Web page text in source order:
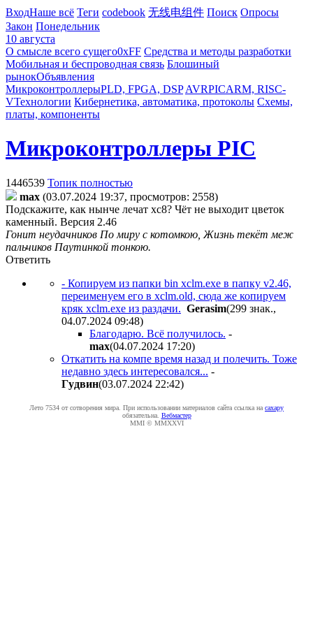
ВходНаше всё Теги codebook 无线电组件 Поиск Опросы
Закон Понедельник
10 августа
О смысле всего сущего0xFF Средства и методы разработки
Мобильная и беспроводная связь Блошиный
рынокОбъявления
МикроконтроллерыPLD, FPGA, DSP AVRPICARM, RISC-
VТехнологии Кибернетика, автоматика, протоколы Схемы,
платы, компоненты
Микроконтроллеры PIC
1446539 Топик полностью
max (03.07.2024 19:37, просмотров: 2558)
Подскажите, как нынче лечат хс8? Чёт не выходит цветок
каменный. Версия 2.46
Гонит неудачников По миру с котомкою, Жизнь текёт меж
пальчиков Паутинкой тонкою.
Ответить
- Копируем из папки bin xclm.exe в папку v2.46,
переименуем его в xclm.old, сюда же копируем
кряк xclm.exe из раздачи. Gerasim(299 знак.,
04.07.2024 09:48)
Благодарю. Всё получилось. -
max(04.07.2024 17:20)
Откатить на компе время назад и полечить. Тоже
недавно здесь интересовался... -
Гyдвин(03.07.2024 22:42)
Лето 7534 от сотворения мира. При использовании материалов сайта ссылка на caxapу
обязательна. Вебмастер
MMI © MMXXVI